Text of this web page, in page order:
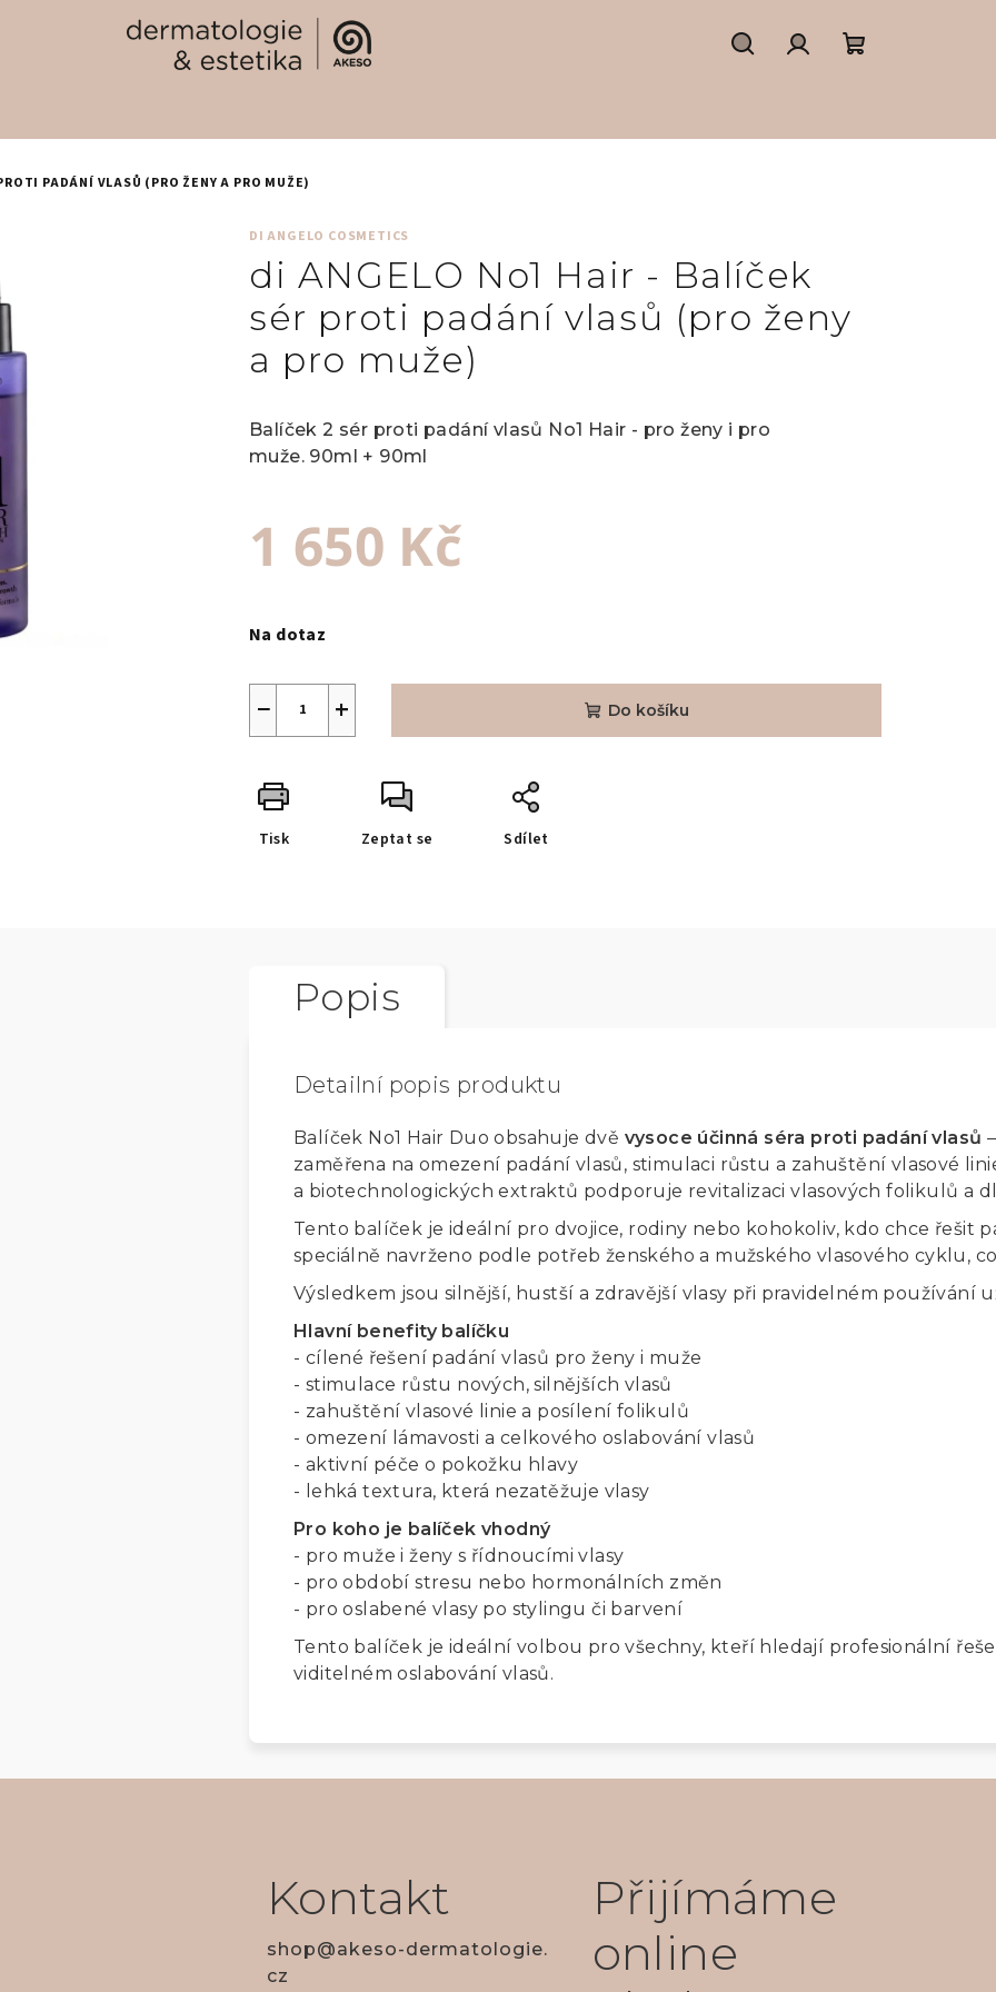
košík
PADÁNÍ VLASŮ (PRO ŽENY A PRO MUŽE)
DI ANGELO COSMETICS
di ANGELO No1 Hair - Balíček
sér proti padání vlasů (pro ženy
a pro muže)
Balíček 2 sér proti padání vlasů No1 Hair - pro ženy i pro
muže. 90ml + 90ml
1 650 Kč
cena:
Na dotaz
+
− Do košíku
Tisk Zeptat se Sdílet
Popis
Detailní popis produktu
Balíček No1 Hair Duo obsahuje dvě vysoce účinná séra proti padání vlasů
zaměřena na omezení padání vlasů, stimulaci růstu a zahuštění vlasové
a biotechnologických extraktů podporuje revitalizaci vlasových folikulů a
Tento balíček je ideální pro dvojice, rodiny nebo kohokoliv, kdo chce řešit
speciálně navrženo podle potřeb ženského a mužského vlasového cyklu,
Výsledkem jsou silnější, hustší a zdravější vlasy při pravidelném používání
Hlavní benefity balíčku
- cílené řešení padání vlasů pro ženy i muže
- stimulace růstu nových, silnějších vlasů
- zahuštění vlasové linie a posílení folikulů
- omezení lámavosti a celkového oslabování vlasů
- aktivní péče o pokožku hlavy
- lehká textura, která nezatěžuje vlasy
Pro koho je balíček vhodný
- pro muže i ženy s řídnoucími vlasy
- pro období stresu nebo hormonálních změn
- pro oslabené vlasy po stylingu či barvení
Tento balíček je ideální volbou pro všechny, kteří hledají profesionální
viditelném oslabování vlasů.
Kontakt
shop@akeso-dermatologie.
cz
Přijímáme
online